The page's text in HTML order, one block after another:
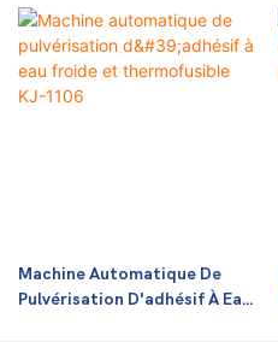
Machine Automatique De
Pulvérisation D'adhésif À Eau